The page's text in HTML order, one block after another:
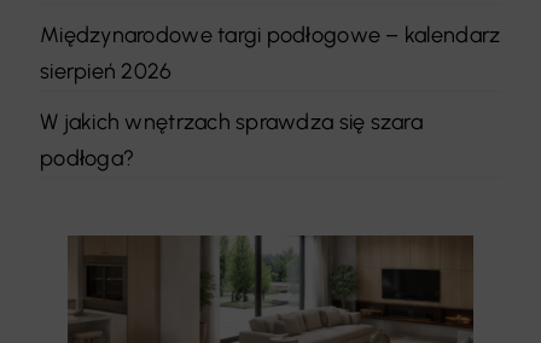
Międzynarodowe targi podłogowe – kalendarz
sierpień 2026
W jakich wnętrzach sprawdza się szara
podłoga?